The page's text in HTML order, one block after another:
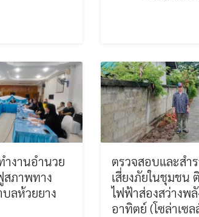
งานอำนวย
ภาพทาง
ลห้วยยาง
ตรวจสอบและสำ
เสี่ยงภัยในชุมชน
ไฟฟ้าส่องสว่างพ
อาทิตย์ (โซล่าเซ